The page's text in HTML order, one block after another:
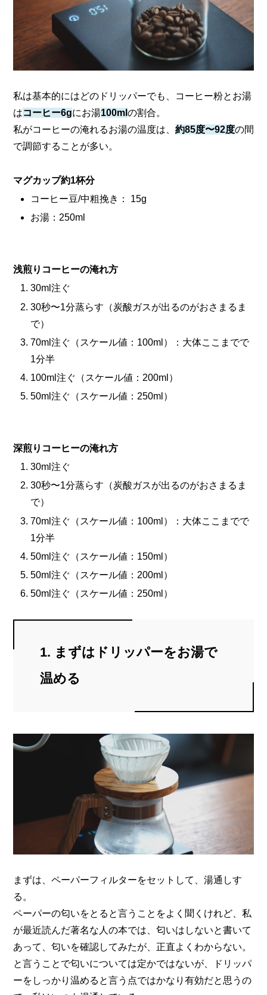
私は基本的にはどのドリッパーでも、
コーヒー粉とお湯
はコーヒー6gにお湯100ml の割合。
私がコーヒーの淹れるお湯の温度は、 約85度〜92度の間
で調節することが多い。
マグカップ約1杯分
コーヒー豆/中粗挽き： 15g
お湯：250ml
浅煎りコーヒーの淹れ方
30ml注ぐ
30秒〜1分蒸らす（炭酸ガスが出るのがおさまるま
で）
70ml注ぐ（スケール値：100ml）：大体ここまでで
1分半
100ml注ぐ（スケール値：200ml）
50ml注ぐ（スケール値：250ml）
深煎りコーヒーの淹れ方
30ml注ぐ
30秒〜1分蒸らす（炭酸ガスが出るのがおさまるま
で）
70ml注ぐ（スケール値：100ml）：大体ここまでで
1分半
50ml注ぐ（スケール値：150ml）
50ml注ぐ（スケール値：200ml）
50ml注ぐ（スケール値：250ml）
1. まずはドリッパーをお湯で
温める
まずは、ペーパーフィルターをセットして、湯通しす
る。
ペーパーの匂いをとると言うことをよく聞くけれど、私
が最近読んだ著名な人の本では、 匂いはしないと書いて
あって、匂いを確認してみたが、正直よくわからない。
と言うことで匂いについては定かではないが、
ドリッパ
ーをしっかり温めると言う点ではかなり有効だと思うの